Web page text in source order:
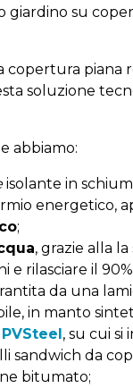
su
copertura piana
soluzione
abbiamo:
isolante in
energetico,
;
, grazie alla
rilasciare il
da una
in manto
, su cui si
sandwich da
bitumato;